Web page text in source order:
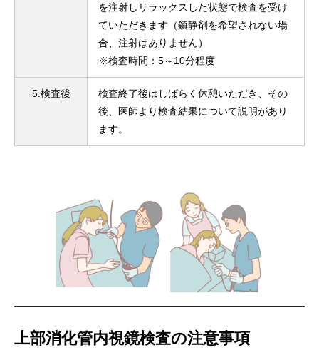
を注射しリラックスした状態で検査を受け
ていただきます（鎮静剤を希望されない場
合、注射はありません）
※検査時間：5～10分程度
5.検査後
検査終了後はしばらく休憩いただき、その
後、医師より検査結果について説明があり
ます。
上部消化管内視鏡検査の注意事項